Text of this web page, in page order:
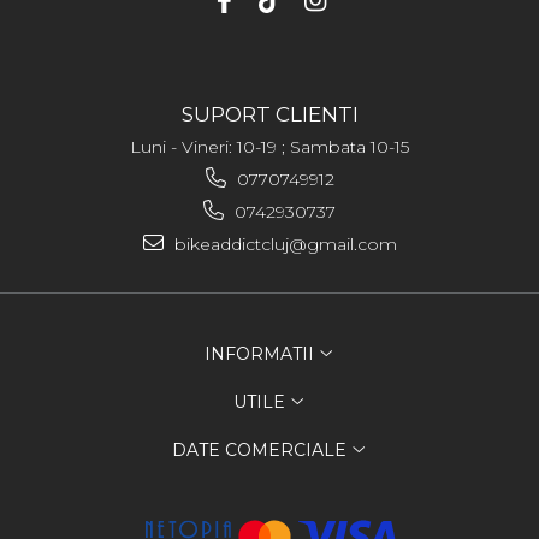
SUPORT CLIENTI
Luni - Vineri: 10-19 ; Sambata 10-15
0770749912
0742930737
bikeaddictcluj@gmail.com
INFORMATII
UTILE
DATE COMERCIALE